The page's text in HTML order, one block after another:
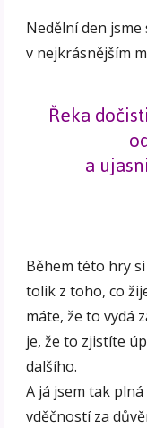
Nedělní den
v nejkrásnějším
Řeka
a
Během této hry
tolik z toho, co
máte, že to vydá
je, že to zjistíte
dalšího.
A já jsem tak
vděčností za